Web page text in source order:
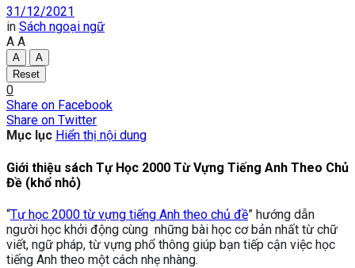
31/12/2021
in Sách ngoại ngữ
A A
A
A
Reset
0
Share on Facebook
Share on Twitter
Mục lục Hiển thị nội dung
Giới thiệu sách Tự Học 2000 Từ Vựng Tiếng Anh Theo Chủ
Đề (khổ nhỏ)
“Tự học 2000 từ vựng tiếng Anh theo chủ đề” hướng dẫn
người học khởi động cùng những bài học cơ bản nhất từ chữ
viết, ngữ pháp, từ vựng phổ thông giúp bạn tiếp cận việc học
tiếng Anh theo một cách nhẹ nhàng.